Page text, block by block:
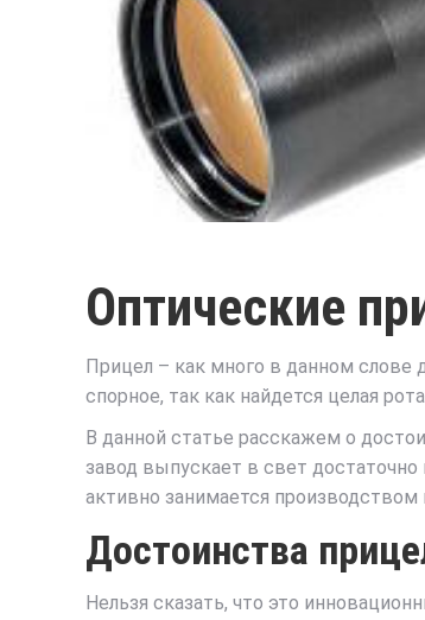
Оптические
Прицел – как много в данном слове
спорное, так как найдется целая
В данной статье расскажем о
завод выпускает в свет
активно занимается
Достоинства
Нельзя сказать, что это